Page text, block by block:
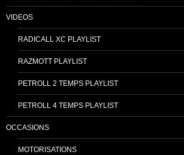
VIDEOS
RADICALL XC PLAYLIST
RAZMOTT PLAYLIST
PETROLL 2 TEMPS PLAYLIST
PETROLL 4 TEMPS PLAYLIST
OCCASIONS
MOTORISATIONS